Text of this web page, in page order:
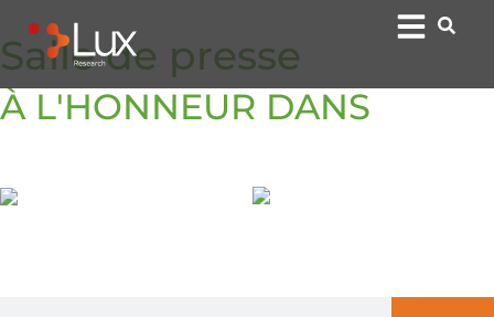
Salle de presse
À L'HONNEUR DANS